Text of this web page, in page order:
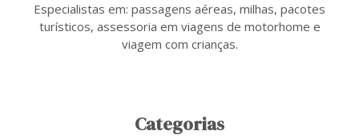
Especialistas em: passagens aéreas, milhas, pacotes
turísticos, assessoria em viagens de motorhome e
viagem com crianças.
Categorias